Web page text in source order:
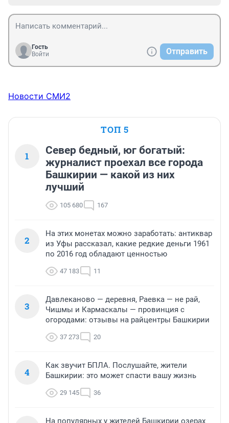
Гость
Войти
Отправить
Новости СМИ2
ТОП 5
1
Север бедный, юг богатый:
журналист проехал все города
Башкирии — какой из них
лучший
105 680 167
2
На этих монетах можно заработать: антиквар
из Уфы рассказал, какие редкие деньги 1961
по 2016 год обладают ценностью
47 183 11
3
Давлеканово — деревня, Раевка — не рай,
Чишмы и Кармаскалы — провинция с
огородами: отзывы на райцентры Башкирии
37 273 20
4
Как звучит БПЛА. Послушайте, жители
Башкирии: это может спасти вашу жизнь
29 145 36
На популярных у жителей Башкирии озерах